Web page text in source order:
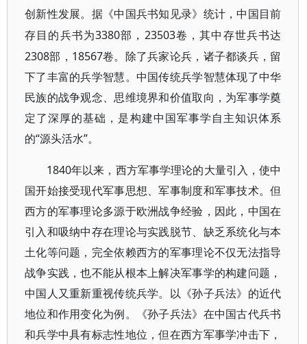
创新性发展。据《中国兵书知见录》统计，中国目前
存目的兵书为3380部，23503卷，其中存世兵书达
2308部，18567卷。除了兵家论兵，诸子都谈兵，留
下了丰富的兵学智慧。中国传统兵学智慧体现了中华
民族的战争观念、思维境界和价值取向，为军事学奠
定了深厚的基础，是构建中国军事学自主知识体系
的“源头活水”。
1840年以来，西方军事学理论的大量引入，使中
国开始接受现代军事思想、军事制度和军事技术。但
西方的军事理论多源于欧洲战争经验，因此，中国在
引入和吸纳中存在理论与实践脱节、缺乏系统化与本
土化等问题，完全依赖西方的军事理论不仅无法指导
战争实践，也不能从根本上解决军事学的构建问题，
中国人又重新重视传统兵学。以《孙子兵法》的近代
地位和作用变化为例。《孙子兵法》在中国古代兵书
和兵学中具有标志性地位，但在西方军事学冲击下，